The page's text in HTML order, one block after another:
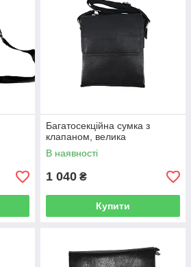
Багатосекційна сумка з
клапаном, велика
В наявності
1 040 ₴
Купити